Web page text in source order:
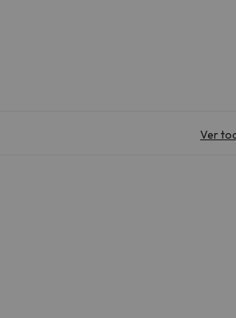
Ver